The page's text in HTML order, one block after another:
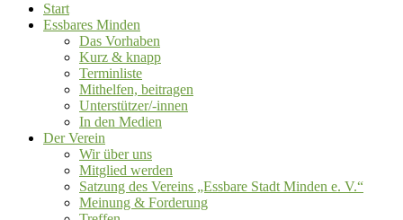
Start
Essbares Minden
Das Vorhaben
Kurz & knapp
Terminliste
Mithelfen, beitragen
Unterstützer/-innen
In den Medien
Der Verein
Wir über uns
Mitglied werden
Satzung des Vereins „Essbare Stadt Minden e. V.“
Meinung & Forderung